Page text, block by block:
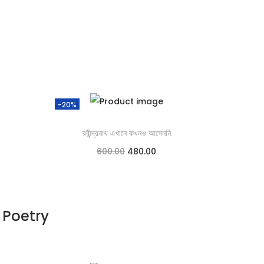
-20%
রবীন্দ্রনাথ এখানে কখনও আসেননি
600.00 480.00
Poetry